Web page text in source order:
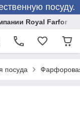
посуду.
Royal Farfor
посуда